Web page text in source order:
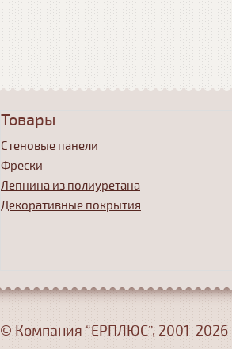
Товары
Стеновые панели
Фрески
Лепнина из полиуретана
Декоративные покрытия
© Компания “ЕРПЛЮС”, 2001-2026